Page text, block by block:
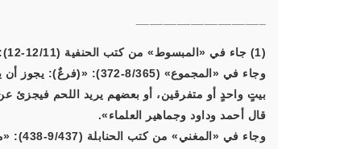
(1) جاء في «المبسوط» من كتب الحنفية (12/11-12): «قال: (ولا بأس أن يشترك سبعة نفر في بقرة، أو بدنة)».
وجاء في «المجموع» (8/
بيتٍ واحدٍ أو متفرقين، أو بعضهم يريد اللحم فيجزئ
قال أحمد وداود وجماهير العلماء».
وجاء